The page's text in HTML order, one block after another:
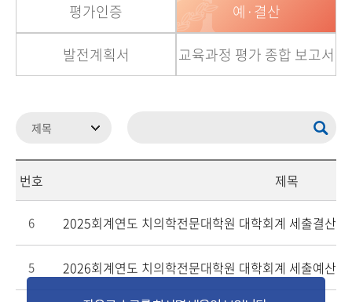
평가인증 예·결산
발전계획서 교육과정 평가 종합 보고서
번호 제목
6 2025회계연도 치의학전문대학원 대학회계 세출결산서
5 2026회계연도 치의학전문대학원 대학회계 세출예산서